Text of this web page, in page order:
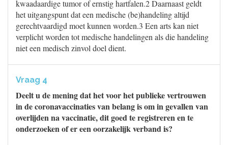
kwaadaardige tumor of ernstig hartfalen.2 Daarnaast geldt
het uitgangspunt dat een medische (be)handeling altijd
gerechtvaardigd moet kunnen worden.3 Een arts kan niet
verplicht worden tot medische handelingen als die handeling
niet een medisch zinvol doel dient.
Vraag 4
Deelt u de mening dat het voor het publieke vertrouwen
in de coronavaccinaties van belang is om in gevallen van
overlijden na vaccinatie, dit goed te registreren en te
onderzoeken of er een oorzakelijk verband is?